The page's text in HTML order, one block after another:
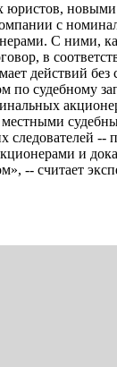
новыми
с
С ними,
в
действий без
по судебному
местными
--
и
-- считает